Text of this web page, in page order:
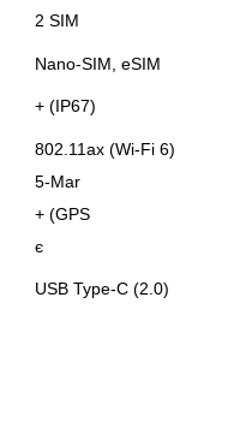
2 SIM
Nano-SIM, eSIM
+ (IP67)
802.11ax (Wi-Fi 6)
5-Mar
+ (GPS
є
USB Type-C (2.0)